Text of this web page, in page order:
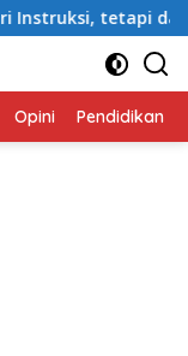
Cara Berbicara
Opini Pendidikan